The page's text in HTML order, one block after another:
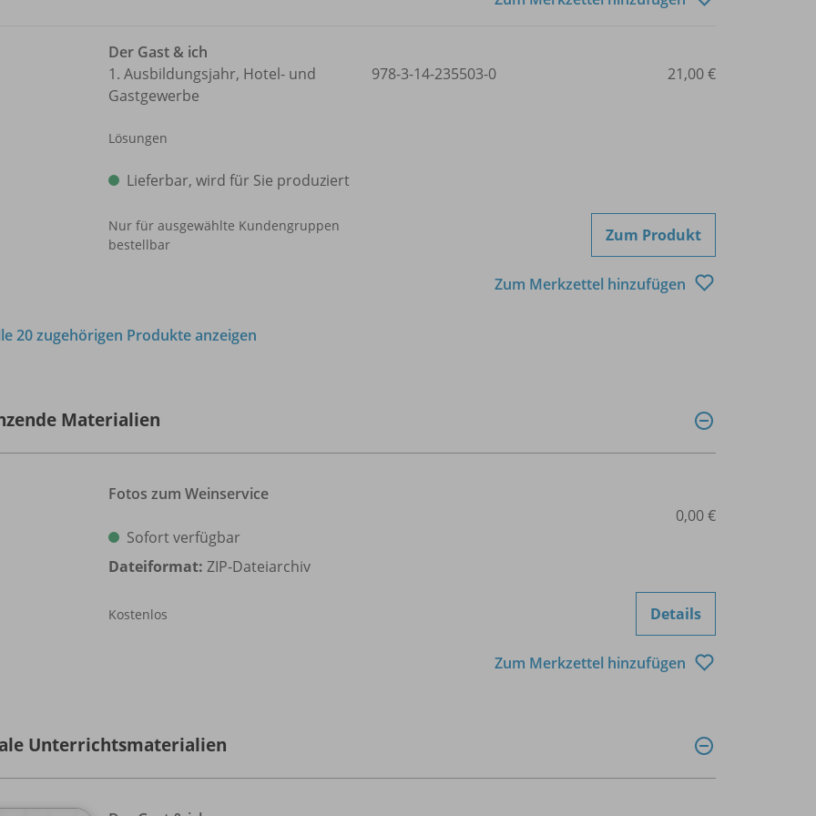
Der Gast & ich
1. Ausbildungsjahr, Hotel- und
Gastgewerbe
Lösungen
Lieferbar, wird für Sie produziert
Nur für ausgewählte Kundengruppen
bestellbar
978-3-14-235503-0 21,00 €
Zum Produkt
Zum Merkzettel hinzufügen
20 zugehörigen Produkte anzeigen
Materialien
Fotos zum Weinservice
Sofort verfügbar
Dateiformat: ZIP-Dateiarchiv
Kostenlos
0,00 €
Details
Zum Merkzettel hinzufügen
Unterrichtsmaterialien